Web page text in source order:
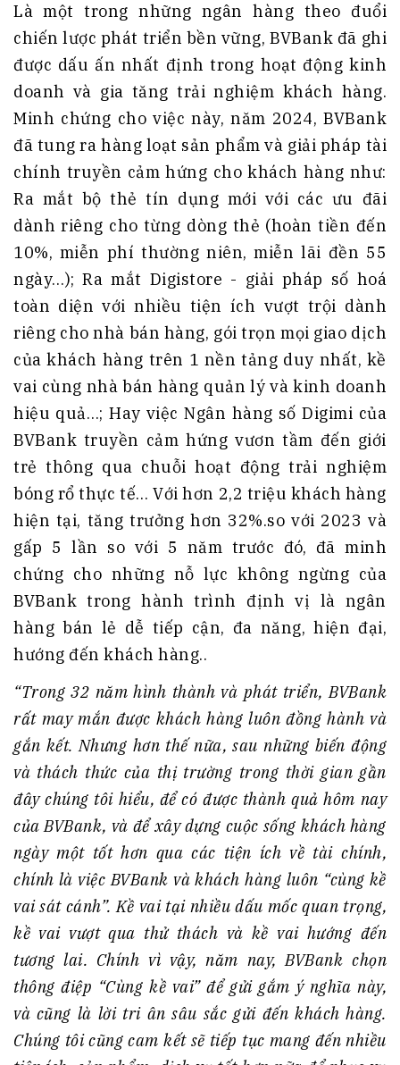
Là một trong những ngân hàng theo đuổi
chiến lược phát triển bền vững, BVBank đã ghi
được dấu ấn nhất định trong hoạt động kinh
doanh và gia tăng trải nghiệm khách hàng.
Minh chứng cho việc này, năm 2024, BVBank
đã tung ra hàng loạt sản phẩm và giải pháp tài
chính truyền cảm hứng cho khách hàng như:
Ra mắt bộ thẻ tín dụng mới với các ưu đãi
dành riêng cho từng dòng thẻ (hoàn tiền đến
10%, miễn phí thường niên, miễn lãi đền 55
ngày…); Ra mắt Digistore - giải pháp số hoá
toàn diện với nhiều tiện ích vượt trội dành
riêng cho nhà bán hàng, gói trọn mọi giao dịch
của khách hàng trên 1 nền tảng duy nhất, kề
vai cùng nhà bán hàng quản lý và kinh doanh
hiệu quả…; Hay việc Ngân hàng số Digimi của
BVBank truyền cảm hứng vươn tầm đến giới
trẻ thông qua chuỗi hoạt động trải nghiệm
bóng rổ thực tế… Với hơn 2,2 triệu khách hàng
hiện tại, tăng trưởng hơn 32%.so với 2023 và
gấp 5 lần so với 5 năm trước đó, đã minh
chứng cho những nỗ lực không ngừng của
BVBank trong hành trình định vị là ngân
hàng bán lẻ dễ tiếp cận, đa năng, hiện đại,
hướng đến khách hàng..
“Trong 32 năm hình thành và phát triển, BVBank
rất may mắn được khách hàng luôn đồng hành và
gắn kết. Nhưng hơn thế nữa, sau những biến động
và thách thức của thị trường trong thời gian gần
đây chúng tôi hiểu, để có được thành quả hôm nay
của BVBank, và để xây dựng cuộc sống khách hàng
ngày một tốt hơn qua các tiện ích về tài chính,
chính là việc BVBank và khách hàng luôn “cùng kề
vai sát cánh”. Kề vai tại nhiều dấu mốc quan trọng,
kề vai vượt qua thử thách và kề vai hướng đến
tương lai. Chính vì vậy, năm nay, BVBank chọn
thông điệp “Cùng kề vai” để gửi gắm ý nghĩa này,
và cũng là lời tri ân sâu sắc gửi đến khách hàng.
Chúng tôi cũng cam kết sẽ tiếp tục mang đến nhiều